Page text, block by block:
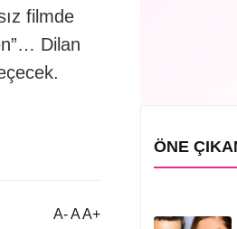
filmde
Dilan
A- A A+
ÖNE